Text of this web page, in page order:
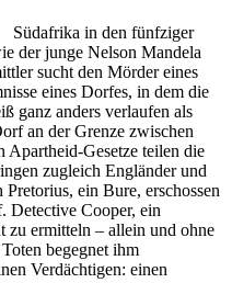
Südafrika in den fünfziger
der junge Nelson Mandela
sucht den Mörder eines
eines Dorfes, in dem die
ganz anders verlaufen als
an der Grenze zwischen
Apartheid-Gesetze teilen die
zugleich Engländer und
ein Bure, erschossen
Detective Cooper, ein
zu ermitteln – allein und ohne
begegnet ihm
Verdächtigen: einen